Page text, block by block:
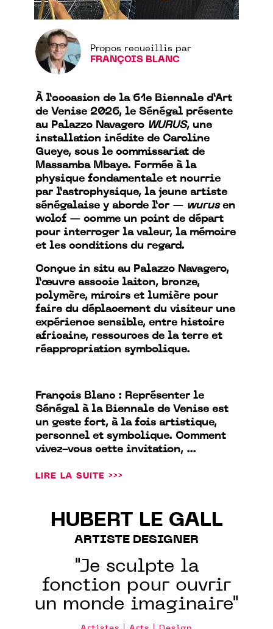
Propos recueillis par
FRANÇOIS BLANC
À l’occasion de la 61e Biennale d’Art
de Venise 2026, le Sénégal présente
au Palazzo Navagero WURUS, une
installation inédite de Caroline
Gueye, sous le commissariat de
Massamba Mbaye. Formée à la
physique fondamentale et nourrie
par l’astrophysique, la jeune artiste
sénégalaise y aborde l’or — wurusen
wolof — comme un point de départ
pour interroger la valeur, la mémoire
et les conditions du regard.
Conçue in situ au Palazzo Navagero,
l’œuvre associe laiton, bronze,
polymère, miroirs et lumière pour
faire du déplacement du visiteur une
expérience sensible, entre histoire
africaine, ressources de la terre et
réappropriation symbolique.
François Blanc : Représenter le
Sénégal à la Biennale de Venise est
un geste fort, à la fois artistique,
personnel et symbolique. Comment
vivez-vous cette invitation, ...
LIRE LA SUITE >>>
HUBERT LE GALL
ARTISTE DESIGNER
"Je sculpte la
fonction pour ouvrir
un monde imaginaire"